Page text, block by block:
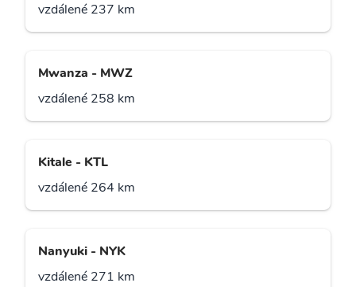
vzdálené 237 km
Mwanza - MWZ
vzdálené 258 km
Kitale - KTL
vzdálené 264 km
Nanyuki - NYK
vzdálené 271 km